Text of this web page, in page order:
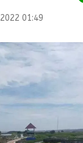
01:49